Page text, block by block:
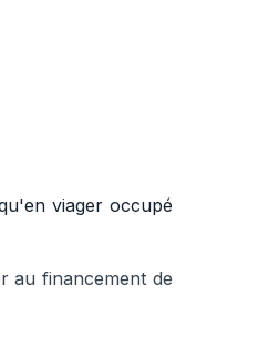
viager occupé
au financement de